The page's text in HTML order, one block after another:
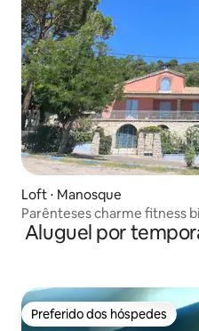
Loft ⋅ Manosque
Parênteses charme fitness
Aluguel por
Preferido dos hóspedes
Preferido dos hóspedes